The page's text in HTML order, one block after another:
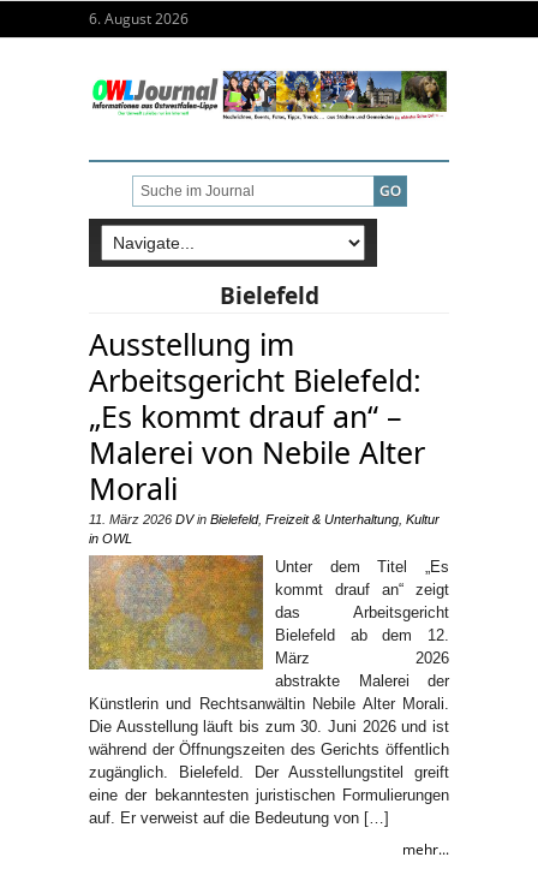
6. August 2026
Bielefeld
Ausstellung im
Arbeitsgericht Bielefeld:
„Es kommt drauf an“ –
Malerei von Nebile Alter
Morali
11. März 2026 DVin Bielefeld, Freizeit & Unterhaltung Kultur
in OWL
Unter dem Titel „Es
kommt drauf an“ zeigt
das Arbeitsgericht
Bielefeld ab dem 12.
März 2026
abstrakte Malerei der
Künstlerin und Rechtsanwältin Nebile Alter Morali.
Die Ausstellung läuft bis zum 30. Juni 2026 und ist
während der Öffnungszeiten des Gerichts öffentlich
zugänglich. Bielefeld. Der Ausstellungstitel greift
eine der bekanntesten juristischen Formulierungen
auf. Er verweist auf die Bedeutung von […]
mehr...